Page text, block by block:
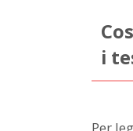
i
Per